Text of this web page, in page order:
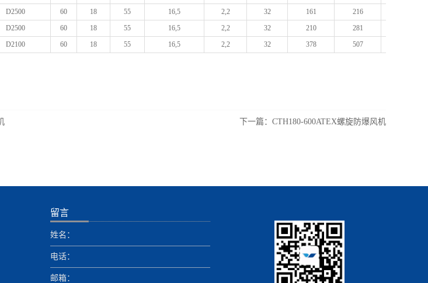
D2500 60 18 55 16,5 2,2 32 161 216
D2500 60 18 55 16,5 2,2 32 210 281
D2100 60 18 55 16,5 2,2 32 378 507
下一篇： CTH180-600ATEX螺旋防爆风机
留言
姓名：
电话：
邮箱：